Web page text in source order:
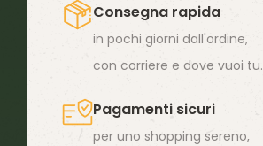
nella
pagina
del
Consegna rapida
in pochi giorni dall'ordine,
con corriere e dove vuoi tu.
Pagamenti sicuri
per uno shopping sereno,